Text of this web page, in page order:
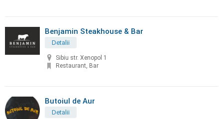
Benjamin Steakhouse & Bar
Detalii
Sibiu str. Xenopol 1
Restaurant, Bar
Butoiul de Aur
Detalii